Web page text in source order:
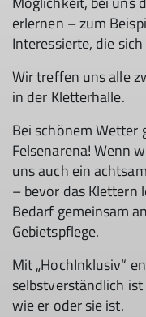
erlernen – zum
Interessierte, die
Wir treffen uns alle
in der Kletterhalle.
Bei schönem Wetter
Felsenarena! Wenn
uns auch ein
– bevor das Klettern
Bedarf gemeinsam
Gebietspflege.
Mit „HochInklusiv“
selbstverständlich
wie er oder sie ist.